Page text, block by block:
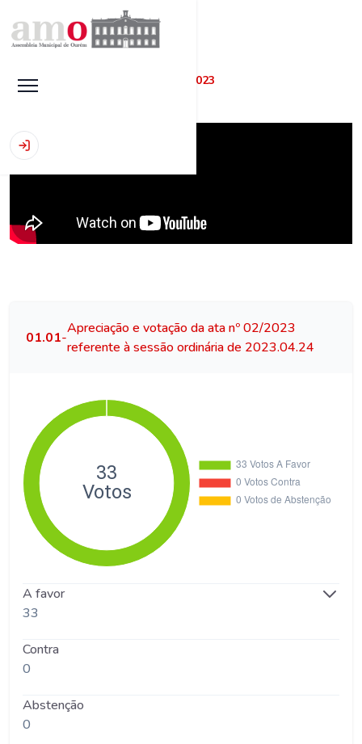
Início sessão 21.06.2023
01.01-
Apreciação e votação da ata nº 02/2023
referente à sessão ordinária de 2023.04.24
A favor
33
Contra
0
Abstenção
0